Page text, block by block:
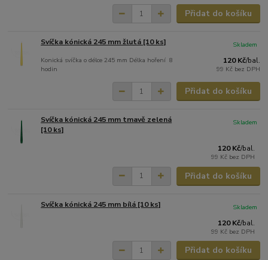
Přidat do košíku
Svíčka kónická 245 mm žlutá [10 ks]
Konická svíčka o délce 245 mm Délka hoření 8
hodin
120 Kč/bal.
99 Kč bez DPH
Skladem
Přidat do košíku
Svíčka kónická 245 mm tmavě zelená
[10 ks]
120 Kč/bal.
99 Kč bez DPH
Skladem
Přidat do košíku
Svíčka kónická 245 mm bílá [10 ks]
120 Kč/bal.
99 Kč bez DPH
Skladem
Přidat do košíku